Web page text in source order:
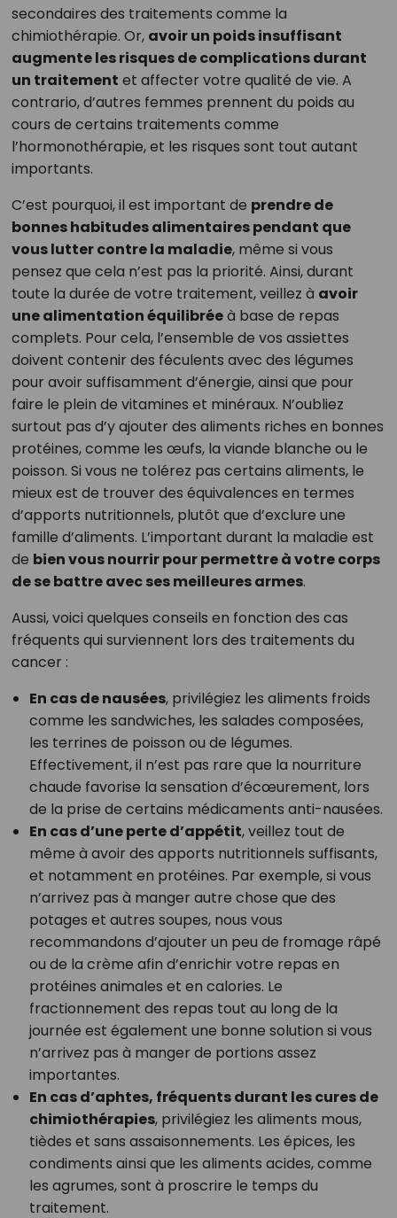
secondaires des traitements comme la
chimiothérapie. Or, avoir un poids insuffisant
augmente les risques de complications durant
un traitement et affecter votre qualité de vie. A
contrario, d’autres femmes prennent du poids au
cours de certains traitements comme
l’hormonothérapie, et les risques sont tout autant
importants.
C’est pourquoi, il est important de prendre de
bonnes habitudes alimentaires pendant que
vous lutter contre la maladie, même si vous
pensez que cela n’est pas la priorité. Ainsi, durant
toute la durée de votre traitement, veillez à avoir
une alimentation équilibréeà base de repas
complets. Pour cela, l’ensemble de vos assiettes
doivent contenir des féculents avec des légumes
pour avoir suffisamment d’énergie, ainsi que pour
faire le plein de vitamines et minéraux. N’oubliez
surtout pas d’y ajouter des aliments riches en bonnes
protéines, comme les œufs, la viande blanche ou le
poisson. Si vous ne tolérez pas certains aliments, le
mieux est de trouver des équivalences en termes
d’apports nutritionnels, plutôt que d’exclure une
famille d’aliments. L’important durant la maladie est
de bien vous nourrir pour permettre à votre corps
de se battre avec ses meilleures armes.
Aussi, voici quelques conseils en fonction des cas
fréquents qui surviennent lors des traitements du
cancer :
En cas de nausées, privilégiez les aliments froids
comme les sandwiches, les salades composées,
les terrines de poisson ou de légumes.
Effectivement, il n’est pas rare que la nourriture
chaude favorise la sensation d’écœurement, lors
de la prise de certains médicaments anti-nausées.
En cas d’une perte d’appétit, veillez tout de
même à avoir des apports nutritionnels suffisants,
et notamment en protéines. Par exemple, si vous
n’arrivez pas à manger autre chose que des
potages et autres soupes, nous vous
recommandons d’ajouter un peu de fromage râpé
ou de la crème afin d’enrichir votre repas en
protéines animales et en calories. Le
fractionnement des repas tout au long de la
journée est également une bonne solution si vous
n’arrivez pas à manger de portions assez
importantes.
En cas d’aphtes, fréquents durant les cures de
chimiothérapies, privilégiez les aliments mous,
tièdes et sans assaisonnements. Les épices, les
condiments ainsi que les aliments acides, comme
les agrumes, sont à proscrire le temps du
traitement.